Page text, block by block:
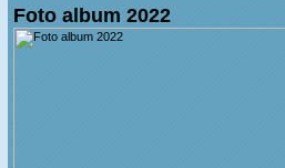
Foto album 2022